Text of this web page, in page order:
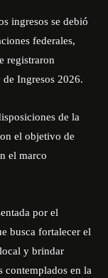
ingresos se debió
federales,
registraron
Ingresos 2026.
de la
el objetivo de
el marco
por el
busca fortalecer el
y brindar
contemplados en la